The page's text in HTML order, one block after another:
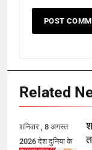
Related
शनिवार , 8 अगस्त
2026 देश दुनिया के